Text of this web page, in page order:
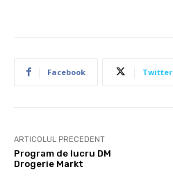
Facebook Twitter
ARTICOLUL PRECEDENT
Program de lucru DM
Drogerie Markt